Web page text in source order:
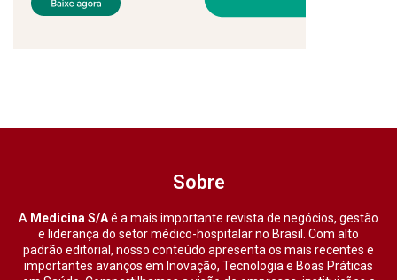
Sobre
A Medicina S/Aé a mais importante revista de negócios, gestão
e liderança do setor médico-hospitalar no Brasil. Com alto
padrão editorial, nosso conteúdo apresenta os mais recentes e
importantes avanços em Inovação, Tecnologia e Boas Práticas